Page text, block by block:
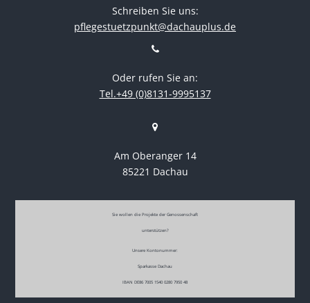
Schreiben Sie uns:
pflegestuetzpunkt@dachauplus.de
Oder rufen Sie an:
Tel.+49 (0)8131-9995137
Am Oberanger 14
85221 Dachau
Sie wollen die Projekte der Genossenschaft
unterstützen?
Unsere Kontonummer:
Sparkasse Dachau
IBAN DE86 7005 1540 0280 7950 48